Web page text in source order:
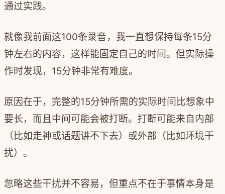
通过实践。
就像我前面这100条录音，我一直想保持每条15分
钟左右的内容，这样能固定自己的时间。但实际操
作时发现， 15分钟非常有难度。
原因在于，完整的15分钟所需的实际时间比想象中
要长，而且中间可能会被打断。打断可能来自内部
（比如走神或话题讲不下去）或外部（比如环境干
扰）。
忽略这些干扰并不容易，但重点不在于事情本身是